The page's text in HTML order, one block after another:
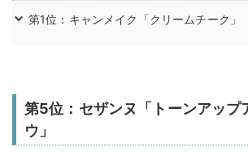
第1位：キャンメイク「クリームチーク」
第5位：セザンヌ「トーンアップ
ウ」